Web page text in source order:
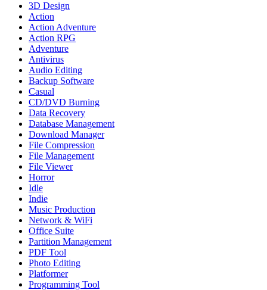
3D Design
Action
Action Adventure
Action RPG
Adventure
Antivirus
Audio Editing
Backup Software
Casual
CD/DVD Burning
Data Recovery
Database Management
Download Manager
File Compression
File Management
File Viewer
Horror
Idle
Indie
Music Production
Network & WiFi
Office Suite
Partition Management
PDF Tool
Photo Editing
Platformer
Programming Tool